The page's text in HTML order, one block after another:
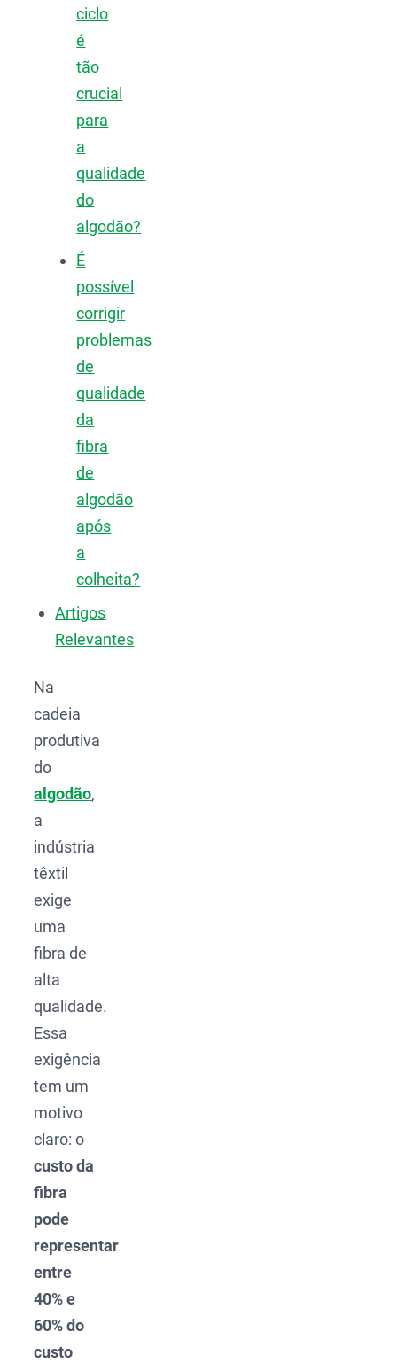
ciclo
é
tão
crucial
para
a
qualidade
do
algodão?
É
possível
corrigir
problemas
de
qualidade
da
fibra
de
algodão
após
a
colheita?
Artigos
Relevantes
Na
cadeia
produtiva
do
algodão,
a
indústria
têxtil
exige
uma
fibra de
alta
qualidade.
Essa
exigência
tem um
motivo
claro: o
custo da
fibra
pode
representar
entre
40% e
60% do
custo